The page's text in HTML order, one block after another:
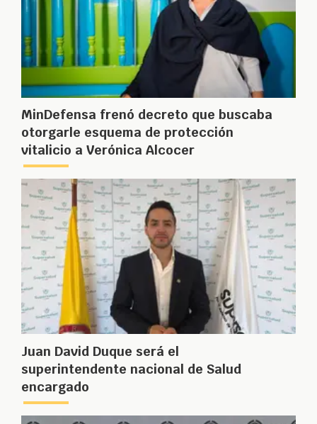
MinDefensa frenó decreto que buscaba
otorgarle esquema de protección
vitalicio a Verónica Alcocer
Juan David Duque será el
superintendente nacional de Salud
encargado